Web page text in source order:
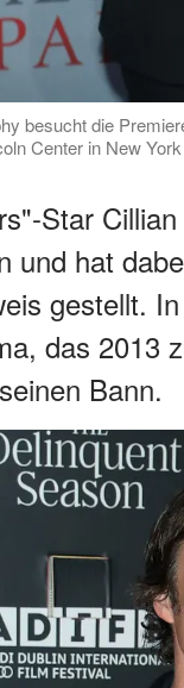
besucht die
Center in New
Star
und hat
gestellt.
das 2013
Bann.